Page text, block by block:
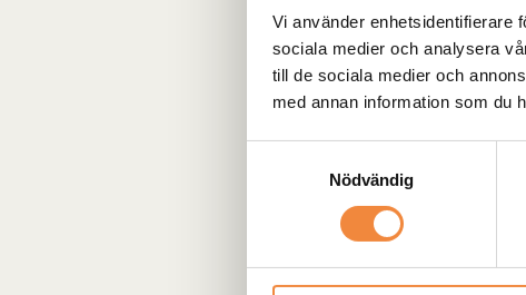
Vi använder enhetsidentifierare
sociala medier och analysera
till de sociala medier och
med annan information som du
Nödvändig